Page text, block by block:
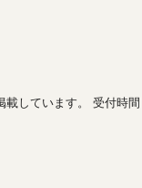
載しています。 受付時間